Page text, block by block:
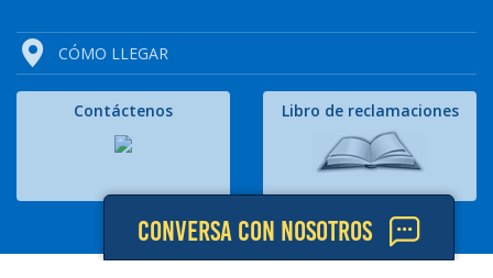
CONVERSA CON NOSOTROS
CÓMO LLEGAR
Contáctenos Libro de reclamaciones